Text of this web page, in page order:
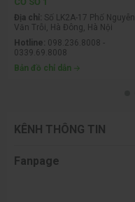
Địa chỉ: Số LK2A-17 Phố Nguyễn
Văn Trỗi, Hà Đông, Hà Nội
Hotline: 098.236.8008 -
0339.69.8008
Bản đồ chỉ dẫn
KÊNH THÔNG TIN
Fanpage